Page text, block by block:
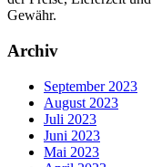
Gewähr.
Archiv
September 2023
August 2023
Juli 2023
Juni 2023
Mai 2023